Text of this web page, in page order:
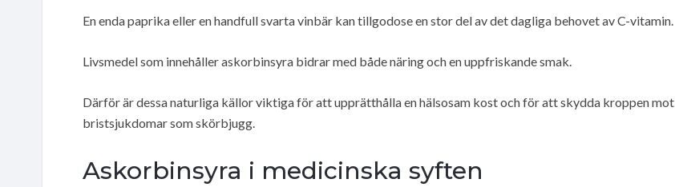
En enda paprika eller en handfull svarta vinbär kan tillgodose en stor del av det dagliga behovet av C-vitamin.
Livsmedel som innehåller askorbinsyra bidrar med både näring och en uppfriskande smak.
Därför är dessa naturliga källor viktiga för att upprätthålla en hälsosam kost och för att skydda kroppen mot
bristsjukdomar som skörbjugg.
Askorbinsyra i medicinska syften